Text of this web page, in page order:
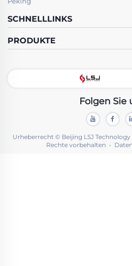
SCHNELLLINKS
PRODUKTE
Folgen Sie
Urheberrecht © Beijing LSJ
Rechte vorbehalten -